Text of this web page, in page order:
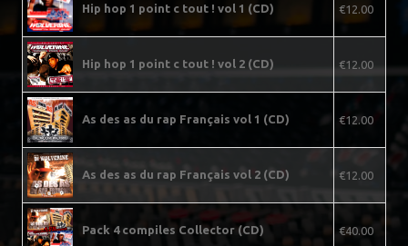
Hip hop 1 point c tout ! vol 1 (CD) €12.00
Hip hop 1 point c tout ! vol 2 (CD) €12.00
As des as du rap Français vol 1 (CD) €12.00
As des as du rap Français vol 2 (CD) €12.00
Pack 4 compiles Collector (CD) €40.00